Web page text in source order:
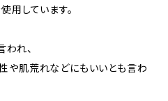
用しています。
れ、
や肌荒れなどにもいいとも言わ